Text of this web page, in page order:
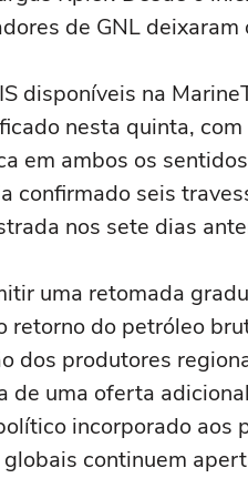
de GNL
disponíveis na
nesta quinta,
em ambos os
confirmado seis
nos sete dias
uma retomada
retorno do petróleo
dos produtores
de uma oferta
incorporado aos
continuem